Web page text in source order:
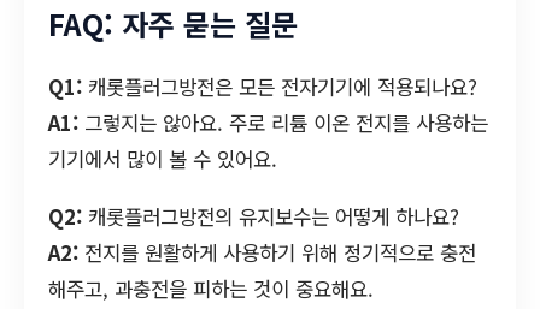
FAQ: 자주 묻는 질문
Q1: 캐롯플러그방전은 모든 전자기기에 적용되나요?
A1: 그렇지는 않아요. 주로 리튬 이온 전지를 사용하는
기기에서 많이 볼 수 있어요.
Q2: 캐롯플러그방전의 유지보수는 어떻게 하나요?
A2: 전지를 원활하게 사용하기 위해 정기적으로 충전
해주고, 과충전을 피하는 것이 중요해요.